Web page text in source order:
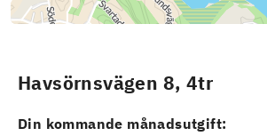
Havsörnsvägen 8, 4tr
Din kommande månadsutgift: